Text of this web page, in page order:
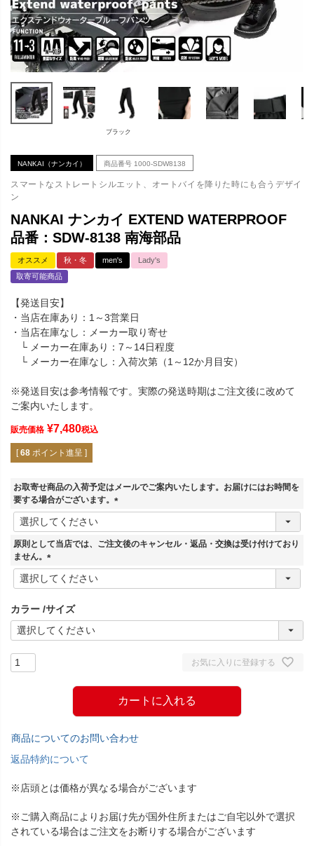
ブラック
NANKAI（ナンカイ） 商品番号 1000-SDW8138
スマートなストレートシルエット、オートバイを降りた時にも合うデザイ
ン
NANKAI ナンカイ EXTEND WATERPROOF
品番：SDW-8138 南海部品
オススメ 秋・冬 men's
Lady's
取寄可能商品
【発送目安】
・当店在庫あり：1～3営業日
・当店在庫なし：メーカー取り寄せ
└ メーカー在庫あり：7～14日程度
└ メーカー在庫なし：入荷次第（1～12か月目安）
※発送目安は参考情報です。実際の発送時期はご注文後に改めて
ご案内いたします。
販売価格 ¥7,480税込
[ 68 ポイント進呈 ]
お取寄せ商品の入荷予定はメールでご案内いたします。お届けにはお時間を
要する場合がございます。
(
須
原則として当店では、ご注文後のキャンセル・返品・交換は受け付けており
ません。
(
必
)
カラー サイズ
お気に入りに登録する
カートに入れる
商品についてのお問い合わせ
返品特約について
※店頭とは価格が異なる場合がございます
※ご購入商品によりお届け先が国外住所またはご自宅以外で選択
されている場合はご注文をお断りする場合がございます